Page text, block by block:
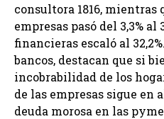
consultora 1816, mientras
empresas pasó del 3,3%
financieras escaló al
bancos, destacan que si
incobrabilidad de los
de las empresas sigue en
deuda morosa en las